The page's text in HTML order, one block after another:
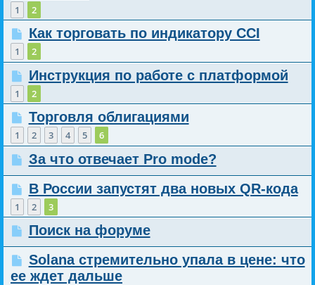
1 2
Как торговать по индикатору CCI
1 2
Инструкция по работе с платформой
1 2
Торговля облигациями
1 2 3 4 5 6
За что отвечает Pro mode?
В России запустят два новых QR-кода
1 2 3
Поиск на форуме
Solana стремительно упала в цене: что
ее ждет дальше